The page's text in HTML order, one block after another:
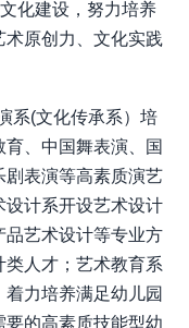
化建设，努力培养
原创力、文化实践
系(文化传承系）培
、中国舞表演、国
剧表演等高素质演艺
设计系开设艺术设计
品艺术设计等专业方
人才；艺术教育系
力培养满足幼儿园
要的高素质技能型幼